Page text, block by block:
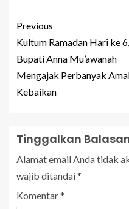
Previous
Kultum Ramadan Hari ke 6,
Bupati Anna Mu’awanah
Mengajak Perbanyak
Kebaikan
Tinggalkan
Alamat email Anda tidak
wajib ditandai*
Komentar*